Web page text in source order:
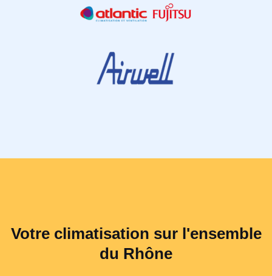
Votre climatisation sur l'ensemble
du Rhône